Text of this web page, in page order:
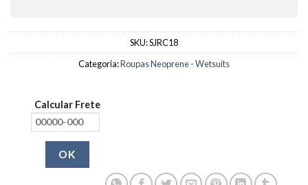
SKU:SJRC18
Categoria:Roupas Neoprene - Wetsuits
Calcular Frete
OK